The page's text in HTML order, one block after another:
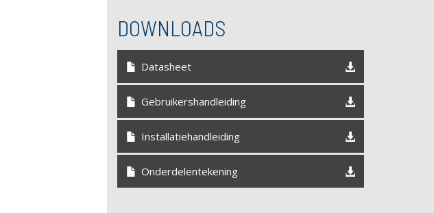
DOWNLOADS
Datasheet
Gebruikershandleiding
Installatiehandleiding
Onderdelentekening